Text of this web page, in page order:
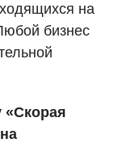
Отделение кардиососудистой патологии и неврологии
на
бизнес